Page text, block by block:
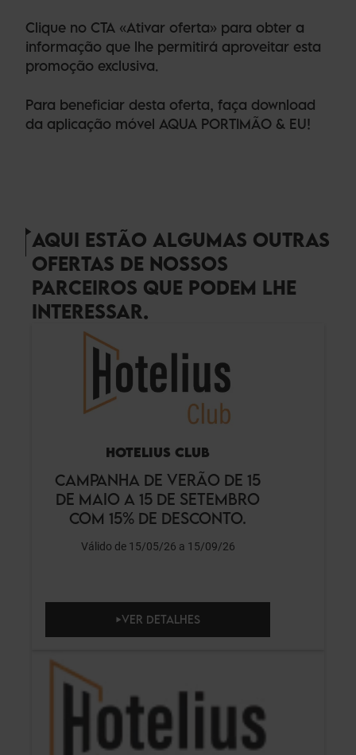
Clique no CTA «Ativar oferta» para obter a
informação que lhe permitirá aproveitar esta
promoção exclusiva.
Para beneficiar desta oferta, faça download
da aplicação móvel AQUA PORTIMÃO & EU!
AQUI ESTÃO ALGUMAS OUTRAS
OFERTAS DE NOSSOS
PARCEIROS QUE PODEM LHE
INTERESSAR.
HOTELIUS CLUB
CAMPANHA DE VERÃO DE 15
DE MAIO A 15 DE SETEMBRO
COM 15% DE DESCONTO.
Válido de 15/05/26 a 15/09/26
VER DETALHES